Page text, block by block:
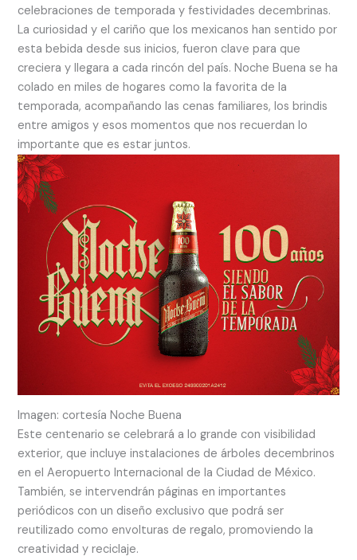
celebraciones de temporada y festividades decembrinas.
La curiosidad y el cariño que los mexicanos han sentido por
esta bebida desde sus inicios, fueron clave para que
creciera y llegara a cada rincón del país. Noche Buena se ha
colado en miles de hogares como la favorita de la
temporada, acompañando las cenas familiares, los brindis
entre amigos y esos momentos que nos recuerdan lo
importante que es estar juntos.
Imagen: cortesía Noche Buena
Este centenario se celebrará a lo grande con visibilidad
exterior, que incluye instalaciones de árboles decembrinos
en el Aeropuerto Internacional de la Ciudad de México.
También, se intervendrán páginas en importantes
periódicos con un diseño exclusivo que podrá ser
reutilizado como envolturas de regalo, promoviendo la
creatividad y reciclaje.